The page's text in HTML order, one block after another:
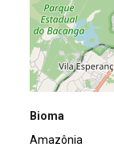
Bioma
Amazônia